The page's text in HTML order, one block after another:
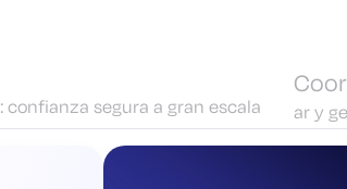
: confianza segura a gran escala
ar y